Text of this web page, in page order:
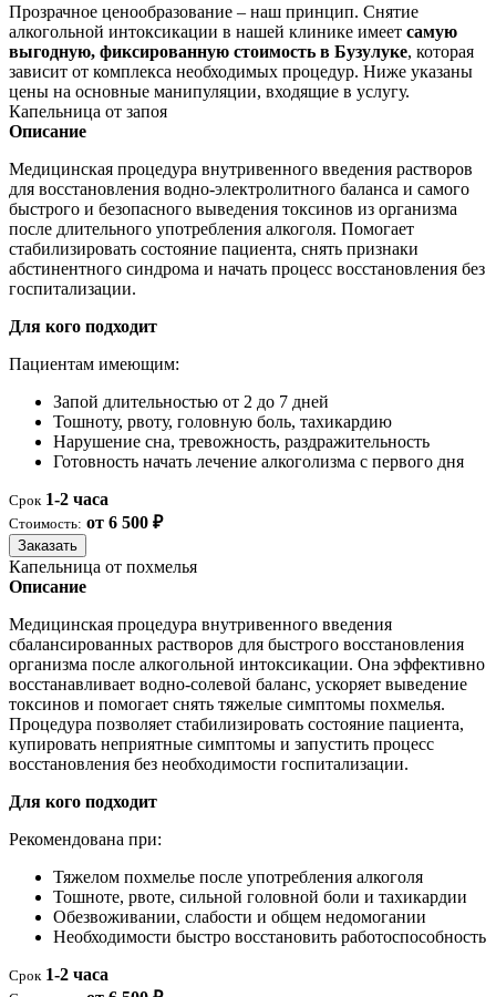
Прозрачное ценообразование – наш принцип. Снятие
алкогольной интоксикации в нашей клинике имеет самую
выгодную, фиксированную стоимость в Бузулуке, которая
зависит от комплекса необходимых процедур. Ниже указаны
цены на основные манипуляции, входящие в услугу.
Капельница от запоя
Описание
Медицинская процедура внутривенного введения растворов
для восстановления водно-электролитного баланса и самого
быстрого и безопасного выведения токсинов из организма
после длительного употребления алкоголя. Помогает
стабилизировать состояние пациента, снять признаки
абстинентного синдрома и начать процесс восстановления без
госпитализации.
Для кого подходит
Пациентам имеющим:
Запой длительностью от 2 до 7 дней
Тошноту, рвоту, головную боль, тахикардию
Нарушение сна, тревожность, раздражительность
Готовность начать лечение алкоголизма с первого дня
Срок 1-2 часа
Стоимость: от 6 500 ₽
Заказать
Капельница от похмелья
Описание
Медицинская процедура внутривенного введения
сбалансированных растворов для быстрого восстановления
организма после алкогольной интоксикации. Она эффективно
восстанавливает водно-солевой баланс, ускоряет выведение
токсинов и помогает снять тяжелые симптомы похмелья.
Процедура позволяет стабилизировать состояние пациента,
купировать неприятные симптомы и запустить процесс
восстановления без необходимости госпитализации.
Для кого подходит
Рекомендована при:
Тяжелом похмелье после употребления алкоголя
Тошноте, рвоте, сильной головной боли и тахикардии
Обезвоживании, слабости и общем недомогании
Необходимости быстро восстановить работоспособность
Срок 1-2 часа